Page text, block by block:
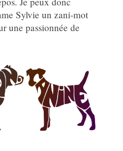
Sylvie un zani-mot
une passionnée de